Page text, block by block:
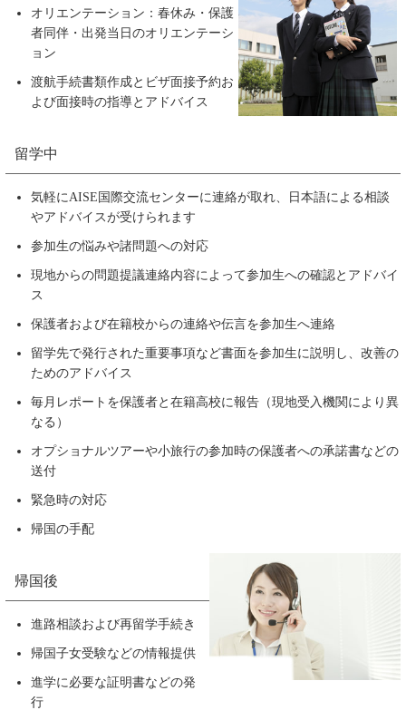
オリエンテーション：春休み・保護
者同伴・出発当日のオリエンテーシ
ョン
渡航手続書類作成とビザ面接予約お
よび面接時の指導とアドバイス
留学中
気軽にAISE国際交流センターに連絡が取れ、日本語による相談
やアドバイスが受けられます
参加生の悩みや諸問題への対応
現地からの問題提議連絡内容によって参加生への確認とアドバイ
ス
保護者および在籍校からの連絡や伝言を参加生へ連絡
留学先で発行された重要事項など書面を参加生に説明し、改善の
ためのアドバイス
毎月レポートを保護者と在籍高校に報告（現地受入機関により異
なる）
オプショナルツアーや小旅行の参加時の保護者への承諾書などの
送付
緊急時の対応
帰国の手配
帰国後
進路相談および再留学手続き
帰国子女受験などの情報提供
進学に必要な証明書などの発
行